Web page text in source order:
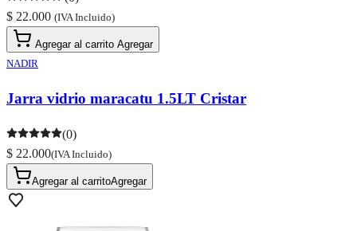
$ 22.000 (IVA Incluido)
Agregar al carrito Agregar
NADIR
Jarra vidrio maracatu 1.5LT Cristar
(0)
$ 22.000(IVA Incluido)
Agregar al carritoAgregar